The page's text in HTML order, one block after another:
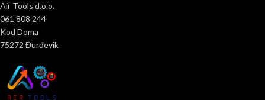
Air Tools d.o.o.
061 808 244
Kod Doma
75272 Đurđevik